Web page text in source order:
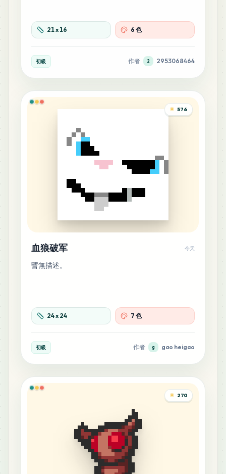
21x 16 6 色
初級 作者 2 2953068464
576
血狼破军 今天
暫無描述。
24x 24 7 色
初級 作者 g gao heigao
270